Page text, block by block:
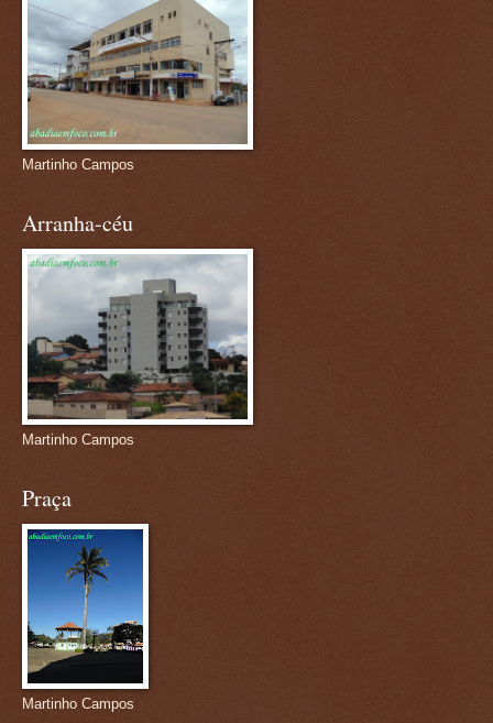
Martinho Campos
Arranha-céu
Martinho Campos
Praça
Martinho Campos